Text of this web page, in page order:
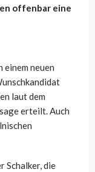
offenbar eine
einem neuen
laut dem
erteilt. Auch
die